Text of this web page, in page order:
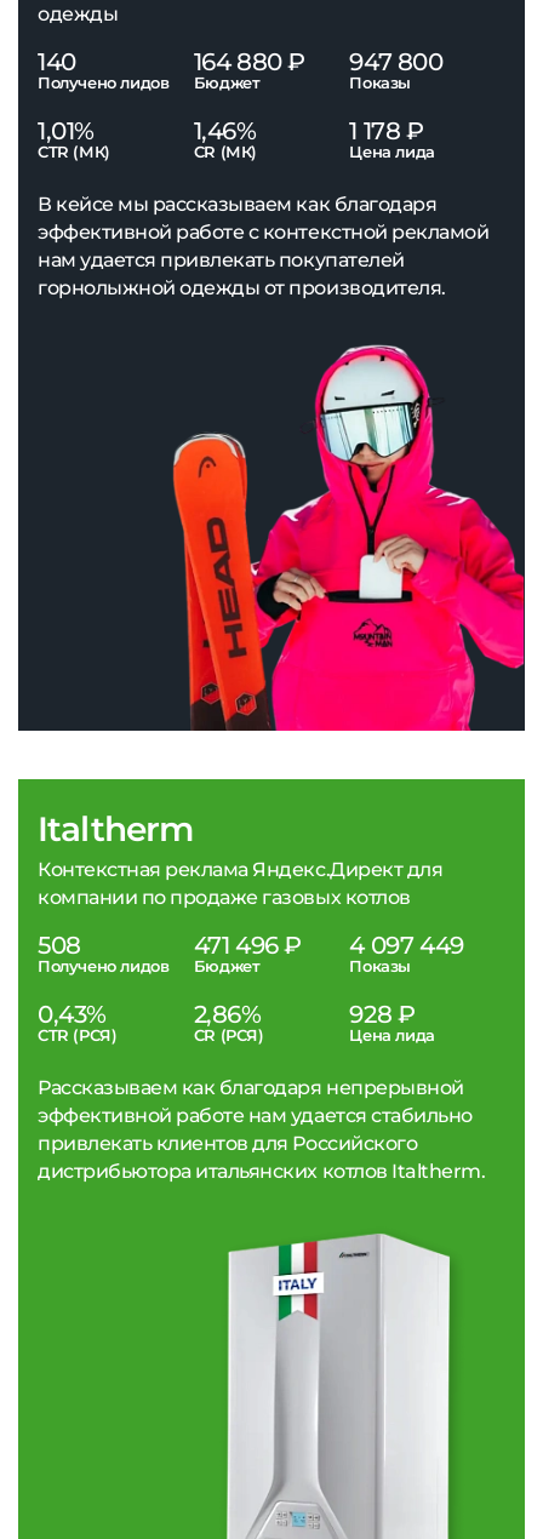
Italtherm
Контекстная реклама Яндекс.Директ для
компании по продаже газовых котлов
508
Получено лидов
471 496 ₽
Бюджет
4 097 449
Показы
0,43%
CTR (РСЯ)
2,86%
CR (РСЯ)
928 ₽
Цена лида
Рассказываем как благодаря непрерывной
эффективной работе нам удается стабильно
привлекать клиентов для Российского
дистрибьютора итальянских котлов Italtherm.
одежды
140
Получено лидов
164 880 ₽
Бюджет
947 800
Показы
1,01%
CTR (МК)
1,46%
CR (МК)
1 178 ₽
Цена лида
В кейсе мы рассказываем как благодаря
эффективной работе с контекстной рекламой
нам удается привлекать покупателей
горнолыжной одежды от производителя.